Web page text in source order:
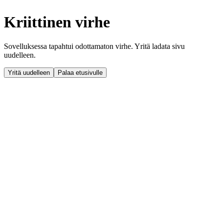
Kriittinen virhe
Sovelluksessa tapahtui odottamaton virhe. Yritä ladata sivu
uudelleen.
Yritä uudelleen Palaa etusivulle